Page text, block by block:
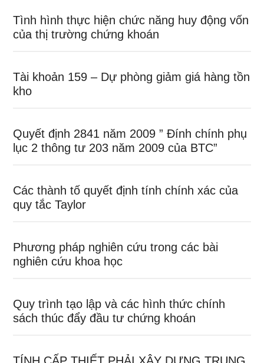
Tình hình thực hiện chức năng huy động vốn
của thị trường chứng khoán
Tài khoản 159 – Dự phòng giảm giá hàng tồn
kho
Quyết định 2841 năm 2009 ” Đính chính phụ
lục 2 thông tư 203 năm 2009 của BTC”
Các thành tố quyết định tính chính xác của
quy tắc Taylor
Phương pháp nghiên cứu trong các bài
nghiên cứu khoa học
Quy trình tạo lập và các hình thức chính
sách thúc đẩy đầu tư chứng khoán